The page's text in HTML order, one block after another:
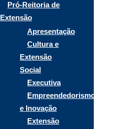
Pró-Reitoria de
Extensão
Apresentação
Cultura e
Extensão
Social
Executiva
Empreendedorismo
e Inovação
Extensão